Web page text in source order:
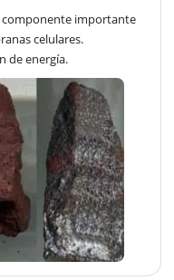
componente importante
celulares.
de energía.